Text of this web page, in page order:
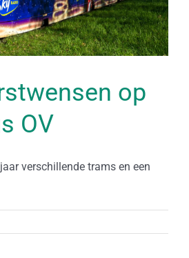
op
OV
verschillende trams en een